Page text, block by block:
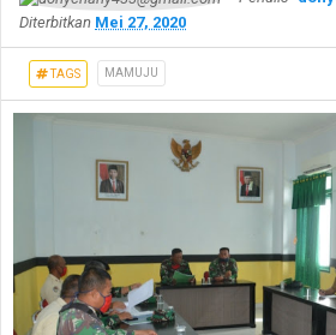
Diterbitkan Mei 27, 2020
TAGS MAMUJU